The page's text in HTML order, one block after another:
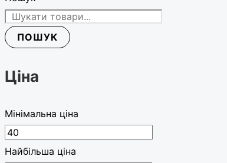
ПОШУК
Ціна
Мінімальна ціна
Найбільша ціна